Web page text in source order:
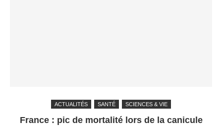
ACTUALITÉS SANTÉ SCIENCES & VIE
France : pic de mortalité lors de la canicule